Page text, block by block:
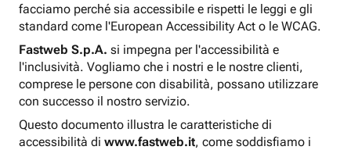
facciamo perché sia accessibile e rispetti le leggi e gli
standard come l'European Accessibility Act o le WCAG.
Fastweb S.p.A. si impegna per l'accessibilità e
l'inclusività. Vogliamo che i nostri e le nostre clienti,
comprese le persone con disabilità, possano utilizzare
con successo il nostro servizio.
Questo documento illustra le caratteristiche di
accessibilità di www.fastweb.it, come soddisfiamo i